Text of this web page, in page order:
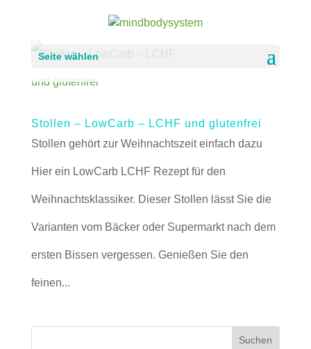
Seite wählen
Stollen – LowCarb – LCHF und glutenfrei
Stollen gehört zur Weihnachtszeit einfach dazu
Hier ein LowCarb LCHF Rezept für den
Weihnachtsklassiker. Dieser Stollen lässt Sie die
Varianten vom Bäcker oder Supermarkt nach dem
ersten Bissen vergessen. Genießen Sie den
feinen...